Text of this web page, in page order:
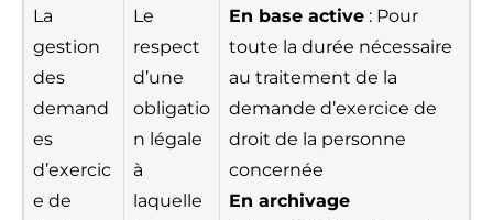
La
gestion
des
demand
es
d’exercic
e de
Le
respect
d’une
obligatio
n légale
à
laquelle
En base active : Pour
toute la durée nécessaire
au traitement de la
demande d’exercice de
droit de la personne
concernée
En archivage